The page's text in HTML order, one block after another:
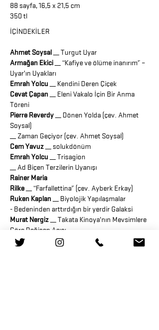
88 sayfa, 16,5 x 21,5 cm
350 tl
İÇİNDEKİLER
Ahmet Soysal
__ Turgut Uyar
Armağan Ekici
__ “Kafiye ve ölüme inanırım” –
Uyar’ın Uyakları
Emrah Yolcu
__ Kendini Deren Çiçek
Cevat Çapan __ Eleni Vakalo İçin Bir Anma
Töreni
Pierre Reverdy __ Dönen Yolda (çev. Ahmet
Soysal)
__ Zaman Geçiyor (çev. Ahmet Soysal)
Cem Yavuz __ solukdönüm
Emrah Yolcu __ Trisagion
__ Ad Biçen Terzilerin Uyanışı
Rainer Maria
Rilke __ “Farfallettina” (çev. Ayberk Erkay)
Ruken Kaplan __ Biyolojik Yapılaşmalar
- Bedeninden arttırdığın bir yerdir Galaksi
Murat Nergiz __ Takata Kinoya’nın Mevsimlere
Göre Değişen Acısı
Helin Alagöz
__ Gökkuşağının Ölümü